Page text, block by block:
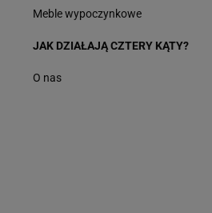
Meble wypoczynkowe
JAK DZIAŁAJĄ CZTERY KĄTY?
O nas